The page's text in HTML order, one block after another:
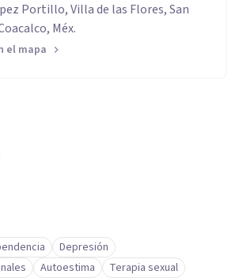
Portillo, Villa de las Flores, San
Méx.
el mapa
Depresión
Autoestima
Terapia sexual